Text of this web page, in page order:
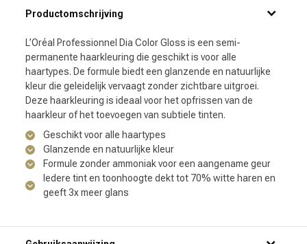
Productomschrijving
L’Oréal Professionnel Dia Color Gloss is een semi-
permanente haarkleuring die geschikt is voor alle
haartypes. De formule biedt een glanzende en natuurlijke
kleur die geleidelijk vervaagt zonder zichtbare uitgroei.
Deze haarkleuring is ideaal voor het opfrissen van de
haarkleur of het toevoegen van subtiele tinten.
Geschikt voor alle haartypes
Glanzende en natuurlijke kleur
Formule zonder ammoniak voor een aangename geur
Iedere tint en toonhoogte dekt tot 70% witte haren en
geeft 3x meer glans